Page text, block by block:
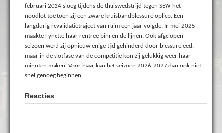
februari 2024 sloeg tijdens de thuiswedstrijd tegen SEW het
noodlot toe toen zij een zware kruisbandblessure opliep. Een
langdurig revalidatietraject van ruim een jaar volgde. In mei 2025
maakte Fynette haar rentree binnen de lijnen. Ook afgelopen
seizoen werd zij opnieuw enige tijd gehinderd door blessureleed,
maar in de slotfase van de competitie kon zij gelukkig weer haar
minuten maken. Voor haar kan het seizoen 2026-2027 dan ook niet
snel genoeg beginnen.
Reacties